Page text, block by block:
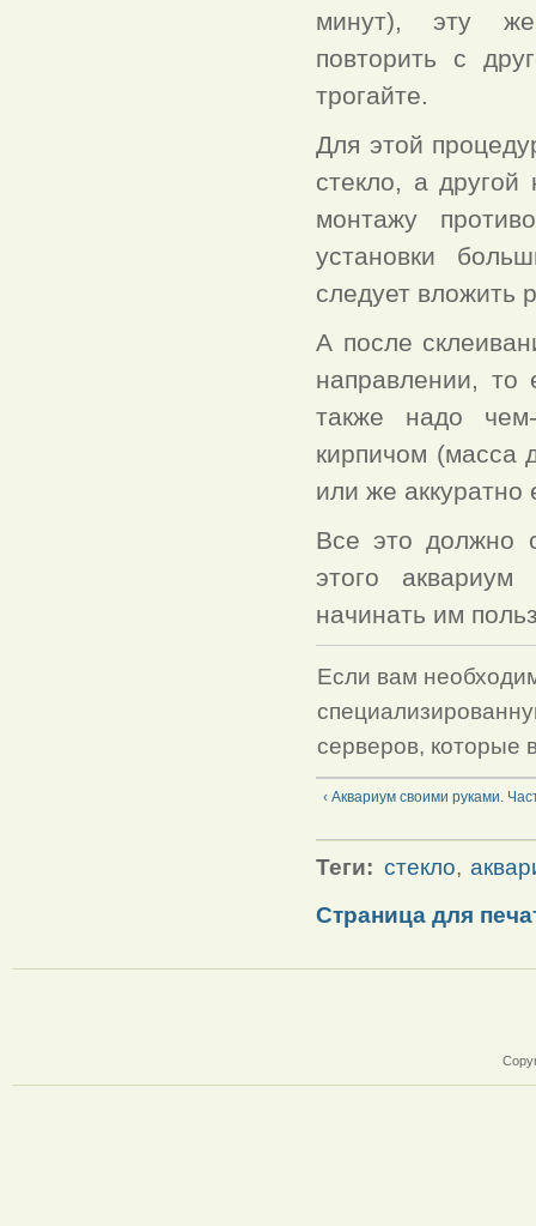
минут), эту же
повторить с
трогайте.
Для этой
стекло, а другой
монтажу
установки
следует вложить
А после
направлении,
также надо
кирпичом (масса
или же аккуратно
Все это должно
этого
начинать им
Если вам
серверов, которые
‹ Аквариум своими руками.
Теги: стекло,
Страница для